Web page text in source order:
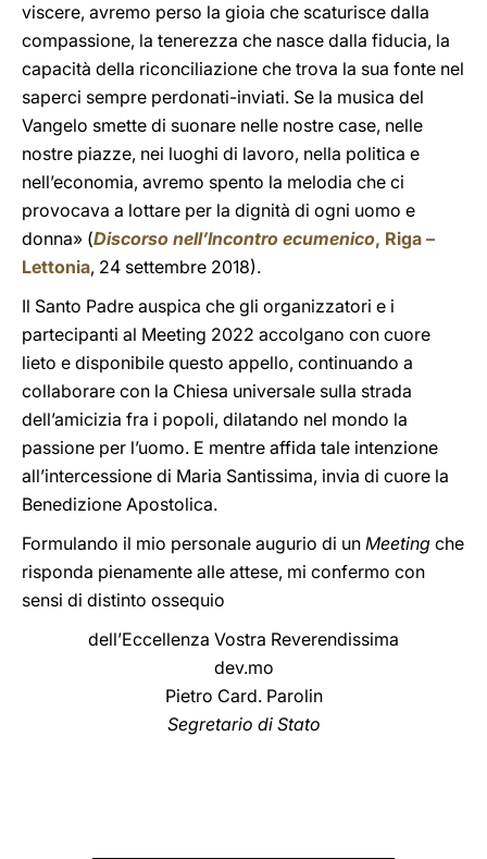
viscere, avremo perso la gioia che scaturisce dalla
compassione, la tenerezza che nasce dalla fiducia, la
capacità della riconciliazione che trova la sua fonte nel
saperci sempre perdonati-inviati. Se la musica del
Vangelo smette di suonare nelle nostre case, nelle
nostre piazze, nei luoghi di lavoro, nella politica e
nell’economia, avremo spento la melodia che ci
provocava a lottare per la dignità di ogni uomo e
donna» (Discorso nell’Incontro ecumenico, Riga –
Lettonia, 24 settembre 2018).
Il Santo Padre auspica che gli organizzatori e i
partecipanti al Meeting 2022 accolgano con cuore
lieto e disponibile questo appello, continuando a
collaborare con la Chiesa universale sulla strada
dell’amicizia fra i popoli, dilatando nel mondo la
passione per l’uomo. E mentre affida tale intenzione
all’intercessione di Maria Santissima, invia di cuore la
Benedizione Apostolica.
Formulando il mio personale augurio di un Meeting che
risponda pienamente alle attese, mi confermo con
sensi di distinto ossequio
dell’Eccellenza Vostra Reverendissima
dev.mo
Pietro Card. Parolin
Segretario di Stato